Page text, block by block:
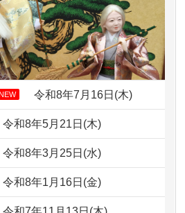
いない実家の片付けを始め
が丘店を見守ってくれてあり
お人形たちの供養をしてい
してきた雛人形です、供養
スのまま引き取ってくださ
ットを供養・処分したいの
裏様だ...
の後、供養祭までお人形は
？
ですが、きちんと供養して
令和8年7月16日(木)
令和8年5月21日(木)
令和8年3月25日(水)
令和8年1月16日(金)